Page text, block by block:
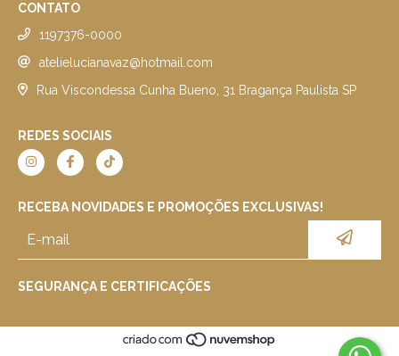
CONTATO
1197376-0000
atelielucianavaz@hotmail.com
Rua Viscondessa Cunha Bueno, 31 Bragança Paulista SP
REDES SOCIAIS
RECEBA NOVIDADES E PROMOÇÕES EXCLUSIVAS!
SEGURANÇA E CERTIFICAÇÕES